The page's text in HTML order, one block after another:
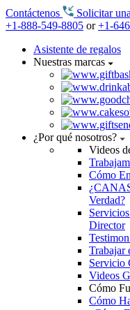
Contáctenos
Solicitar
+1-888-549-8805 or+1-
Asistente de regalos
Nuestras marcas
¿Por qué nosotros?
Videos
Cómo
Verdad?
Director
Videos
Cómo
Cómo